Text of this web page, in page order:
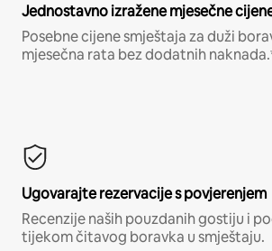
Jednostavno izražene mjesečne
Posebne cijene smještaja za duži
mjesečna rata bez dodatnih
Ugovarajte rezervacije s povjerenjem
Recenzije naših pouzdanih gostiju i
tijekom čitavog boravka u smještaju.